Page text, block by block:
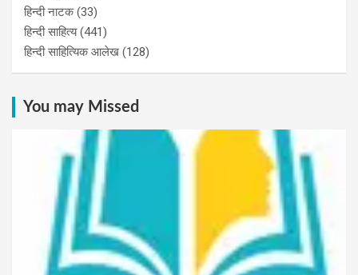
हिन्‍दी नाटक(33)
हिन्दी साहित्य(441)
हिन्दी साहित्यिक आलेख (128)
You may Missed